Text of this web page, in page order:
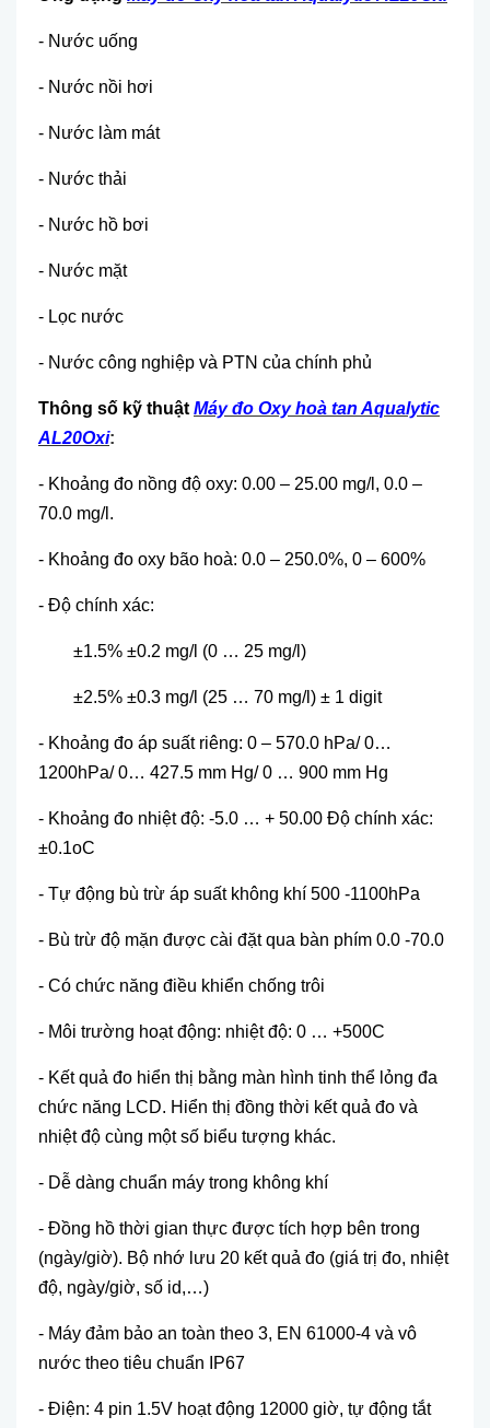
- Nước uống
- Nước nồi hơi
- Nước làm mát
- N ước thải
- Nước hồ bơi
- Nước mặt
- Lọc nước
- Nước công nghiệp và PTN của chính phủ
Thông số kỹ thuật Máy đo Oxy hoà tan Aqualytic
AL20Oxi:
- Khoảng đo nồng độ oxy: 0.00 – 25.00 mg/l, 0.0 –
70.0 mg/l.
- Khoảng đo oxy bão hoà: 0.0 – 250.0%, 0 – 600%
- Độ chính xác:
±1.5% ±0.2 mg/l (0 … 25 mg/l)
±2.5% ±0.3 mg/l (25 … 70 mg/l) ± 1 digit
- Khoảng đo áp suất riêng: 0 – 570.0 hPa/ 0…
1200hPa/ 0… 427.5 mm Hg/ 0 … 900 mm Hg
- Khoảng đo nhiệt độ: -5.0 … + 50.00 Độ chính xác:
±0.1oC
- Tự động bù trừ áp suất không khí 500 -1100hPa
- Bù trừ độ mặn được cài đặt qua bàn phím 0.0 -70.0
- Có chức năng điều khiển chống trôi
- Môi trường hoạt động: nhiệt độ: 0 … +500C
- Kết quả đo hiển thị bằng màn hình tinh thể lỏng đa
chức năng LCD. Hiển thị đồng thời kết quả đo và
nhiệt độ cùng một số biểu tượng khác.
- Dễ dàng chuẩn máy trong không khí
- Đồng hồ thời gian thực được tích hợp bên trong
(ngày/giờ). Bộ nhớ lưu 20 kết quả đo (giá trị đo, nhiệt
độ, ngày/giờ, số id,…)
- Máy đảm bảo an toàn theo 3, EN 61000-4 và vô
nước theo tiêu chuẩn IP67
- Điện: 4 pin 1.5V hoạt động 12000 giờ, tự động tắt